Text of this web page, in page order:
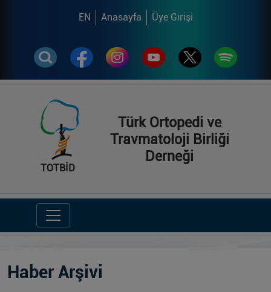
EN Anasayfa Üye Girişi
TOTBİD
Türk Ortopedi ve
Travmatoloji Birliği
Derneği
Haber Arşivi